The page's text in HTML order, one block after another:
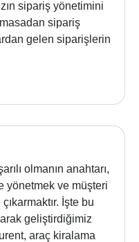
sipariş yönetimini
sipariş
gelen siparişlerin
olmanın anahtarı,
yönetmek ve müşteri
İşte bu
geliştirdiğimiz
araç kiralama